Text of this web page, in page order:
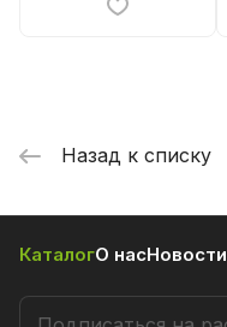
Назад к списку
КаталогО насНовости